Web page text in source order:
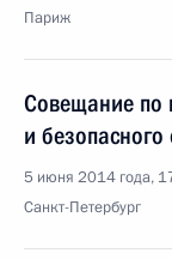
Париж
Совещание по
и безопасного
5 июня 2014 года,
Санкт-Петербург